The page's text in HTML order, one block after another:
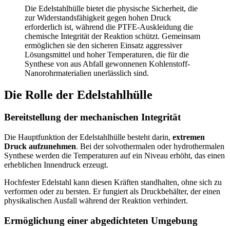
Die Edelstahlhülle bietet die physische Sicherheit, die
zur Widerstandsfähigkeit gegen hohen Druck
erforderlich ist, während die PTFE-Auskleidung die
chemische Integrität der Reaktion schützt. Gemeinsam
ermöglichen sie den sicheren Einsatz aggressiver
Lösungsmittel und hoher Temperaturen, die für die
Synthese von aus Abfall gewonnenen Kohlenstoff-
Nanorohrmaterialien unerlässlich sind.
Die Rolle der Edelstahlhülle
Bereitstellung der mechanischen Integrität
Die Hauptfunktion der Edelstahlhülle besteht darin, extremen
Druck aufzunehmen. Bei der solvothermalen oder hydrothermalen
Synthese werden die Temperaturen auf ein Niveau erhöht, das einen
erheblichen Innendruck erzeugt.
Hochfester Edelstahl kann diesen Kräften standhalten, ohne sich zu
verformen oder zu bersten. Er fungiert als Druckbehälter, der einen
physikalischen Ausfall während der Reaktion verhindert.
Ermöglichung einer abgedichteten Umgebung